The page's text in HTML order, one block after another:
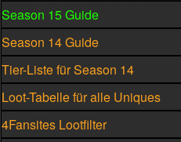
Season 15 Guide
Season 14 Guide
Tier-Liste für Season 14
Loot-Tabelle für alle Uniques
4Fansites Lootfilter